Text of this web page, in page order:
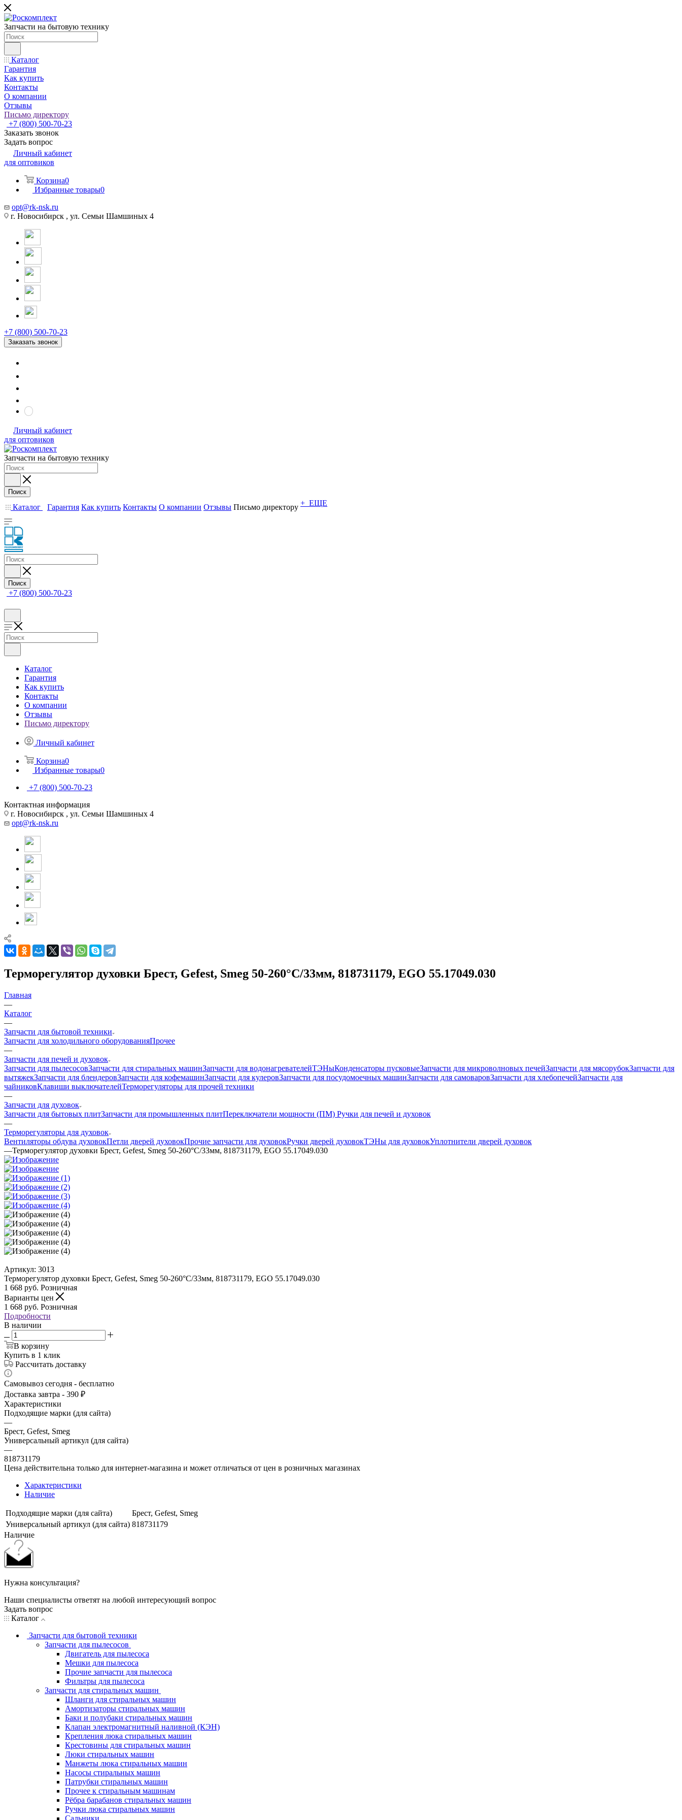
Запчасти на бытовую технику
Каталог
Гарантия
Как купить
Контакты
О компании
Отзывы
Письмо директору
+7 (800) 500-70-23
Заказать звонок
Задать вопрос
Личный кабинет
для оптовиков
Корзина0
Избранные товары0
opt@rk-nsk.ru
г. Новосибирск , ул. Семьи Шамшиных 4
+7 (800) 500-70-23
Заказать звонок
Личный кабинет
для оптовиков
Запчасти на бытовую технику
Поиск
Каталог Гарантия Как купить Контакты О компании Отзывы Письмо директору + ЕЩЕ
Поиск
+7 (800) 500-70-23
Каталог
Гарантия
Как купить
Контакты
О компании
Отзывы
Письмо директору
Личный кабинет
Корзина0
Избранные товары0
+7 (800) 500-70-23
Контактная информация
г. Новосибирск , ул. Семьи Шамшиных 4
opt@rk-nsk.ru
Терморегулятор духовки Брест, Gefest, Smeg 50-260°С/33мм, 818731179, EGO 55.17049.030
Главная
—
Каталог
—
Запчасти для бытовой техники
Запчасти для холодильного оборудованияПрочее
—
Запчасти для печей и духовок
Запчасти для пылесосовЗапчасти для стиральных машинЗапчасти для водонагревателейТЭНыКонденсаторы пусковыеЗапчасти для микроволновых печейЗапчасти для мясорубокЗапчасти для
вытяжекЗапчасти для блендеровЗапчасти для кофемашинЗапчасти для кулеровЗапчасти для посудомоечных машинЗапчасти для самоваровЗапчасти для хлебопечейЗапчасти для
чайниковКлавиши выключателейТерморегуляторы для прочей техники
—
Запчасти для духовок
Запчасти для бытовых плитЗапчасти для промышленных плитПереключатели мощности (ПМ) Ручки для печей и духовок
—
Терморегуляторы для духовок
Вентиляторы обдува духовокПетли дверей духовокПрочие запчасти для духовокРучки дверей духовокТЭНы для духовокУплотнители дверей духовок
—Терморегулятор духовки Брест, Gefest, Smeg 50-260°С/33мм, 818731179, EGO 55.17049.030
Артикул: 3013
Терморегулятор духовки Брест, Gefest, Smeg 50-260°С/33мм, 818731179, EGO 55.17049.030
1 668 руб. Розничная
Варианты цен
1 668 руб. Розничная
Подробности
В наличии
В корзину
Купить в 1 клик
Рассчитать доставку
Самовывоз сегодня - бесплатно
Доставка завтра - 390 ₽
Характеристики
Подходящие марки (для сайта)
—
Брест, Gefest, Smeg
Универсальный артикул (для сайта)
—
818731179
Цена действительна только для интернет-магазина и может отличаться от цен в розничных магазинах
Характеристики
Наличие
Подходящие марки (для сайта)
Брест, Gefest, Smeg
Универсальный артикул (для сайта) 818731179
Наличие
Нужна консультация?
Наши специалисты ответят на любой интересующий вопрос
Задать вопрос
Каталог
Запчасти для бытовой техники
Запчасти для пылесосов
Двигатель для пылесоса
Мешки для пылесоса
Прочие запчасти для пылесоса
Фильтры для пылесоса
Запчасти для стиральных машин
Шланги для стиральных машин
Амортизаторы стиральных машин
Баки и полубаки стиральных машин
Клапан электромагнитный наливной (КЭН)
Крепления люка стиральных машин
Крестовины для стиральных машин
Люки стиральных машин
Манжеты люка стиральных машин
Насосы стиральных машин
Патрубки стиральных машин
Прочее к стиральным машинам
Рёбра барабанов стиральных машин
Ручки люка стиральных машин
Сальники